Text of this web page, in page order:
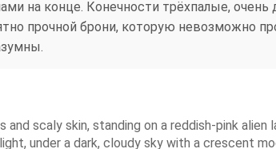
на конце. Конечности трёхпалые, очень
прочной брони, которую невозможно
scaly skin, standing on a reddish-pink
under a dark, cloudy sky with a crescent